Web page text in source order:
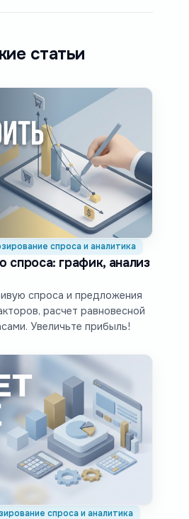
статьи
спроса и аналитика
спроса: график, анализ
спроса и предложения
расчет равновесной
Увеличьте прибыль!
спроса и аналитика